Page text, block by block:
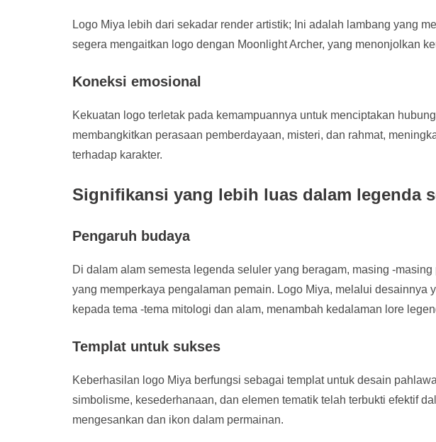
Logo Miya lebih dari sekadar render artistik; Ini adalah lambang yang
segera mengaitkan logo dengan Moonlight Archer, yang menonjolkan
Koneksi emosional
Kekuatan logo terletak pada kemampuannya untuk menciptakan
membangkitkan perasaan pemberdayaan, misteri, dan rahmat,
terhadap karakter.
Signifikansi yang lebih luas dalam legenda
Pengaruh budaya
Di dalam alam semesta legenda seluler yang beragam, masing -
yang memperkaya pengalaman pemain. Logo Miya, melalui desainnya
kepada tema -tema mitologi dan alam, menambah kedalaman lore
Templat untuk sukses
Keberhasilan logo Miya berfungsi sebagai templat untuk desain
simbolisme, kesederhanaan, dan elemen tematik telah terbukti efektif
mengesankan dan ikon dalam permainan.